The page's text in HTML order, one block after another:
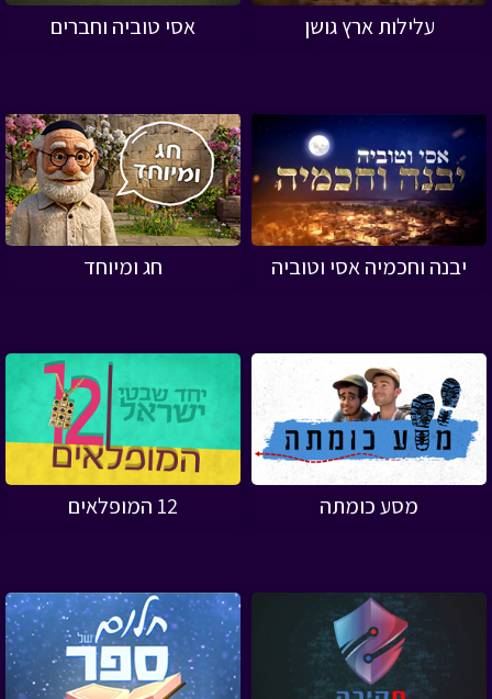
עלילות ארץ גושן אסי טוביה וחברים
יבנה וחכמיה אסי וטוביה חג ומיוחד
מסע כומתה 12 המופלאים